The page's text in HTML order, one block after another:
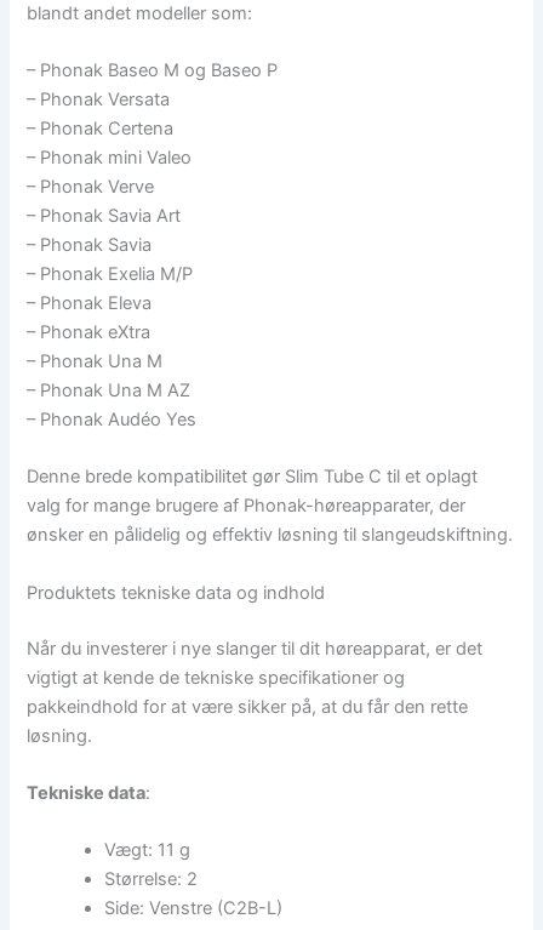
blandt andet modeller som:
– Phonak Baseo M og Baseo P
– Phonak Versata
– Phonak Certena
– Phonak mini Valeo
– Phonak Verve
– Phonak Savia Art
– Phonak Savia
– Phonak Exelia M/P
– Phonak Eleva
– Phonak eXtra
– Phonak Una M
– Phonak Una M AZ
– Phonak Audéo Yes
Denne brede kompatibilitet gør Slim Tube C til et oplagt
valg for mange brugere af Phonak-høreapparater, der
ønsker en pålidelig og effektiv løsning til slangeudskiftning.
Produktets tekniske data og indhold
Når du investerer i nye slanger til dit høreapparat, er det
vigtigt at kende de tekniske specifikationer og
pakkeindhold for at være sikker på, at du får den rette
løsning.
Tekniske data:
Vægt: 11 g
Størrelse: 2
Side: Venstre (C2B-L)